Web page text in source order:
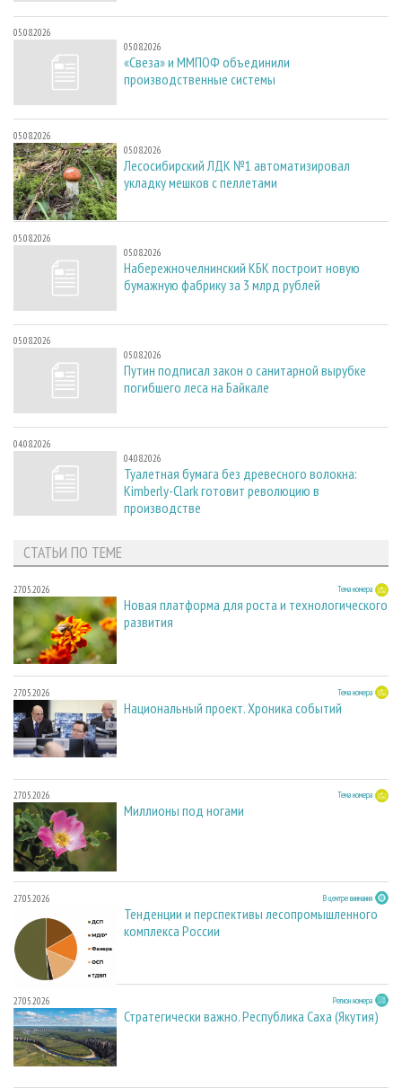
05.08.2026
05.08.2026
«Свеза» и ММПОФ объединили
производственные системы
05.08.2026
05.08.2026
Лесосибирский ЛДК №1 автоматизировал
укладку мешков с пеллетами
05.08.2026
05.08.2026
Набережночелнинский КБК построит новую
бумажную фабрику за 3 млрд рублей
05.08.2026
05.08.2026
Путин подписал закон о санитарной вырубке
погибшего леса на Байкале
04.08.2026
04.08.2026
Туалетная бумага без древесного волокна:
Kimberly-Clark готовит революцию в
производстве
СТАТЬИ ПО ТЕМЕ
27.05.2026 Тема номера
Новая платформа для роста и технологического
развития
27.05.2026 Тема номера
Национальный проект. Хроника событий
27.05.2026 Тема номера
Миллионы под ногами
27.05.2026 В центре внимания
Тенденции и перспективы лесопромышленного
комплекса России
27.05.2026 Регион номера
Стратегически важно. Республика Саха (Якутия)